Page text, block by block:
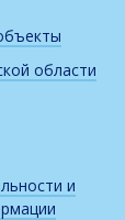
области
и